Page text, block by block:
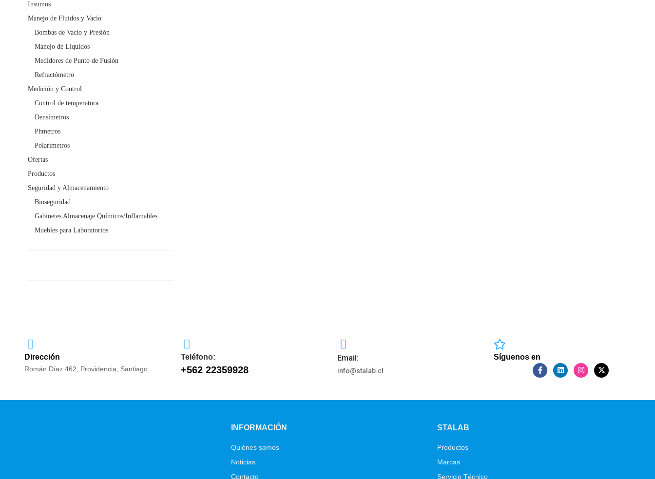
Insumos
Manejo de Fluidos y Vacío
Bombas de Vacío y Presión
Manejo de Líquidos
Medidores de Punto de Fusión
Refractómetro
Medición y Control
Control de temperatura
Densímetros
Phmetros
Polarímetros
Ofertas
Productos
Seguridad y Almacenamiento
Bioseguridad
Gabinetes Almacenaje Químicos/Inflamables
Muebles para Laboratorios
Dirección
Román Díaz 462, Providencia, Santiago
Teléfono:
+562 22359928
Email:
info@stalab.cl
Síguenos en
INFORMACIÓN
Quiénes somos
Noticias
Contacto
STALAB
Productos
Marcas
Servicio Técnico